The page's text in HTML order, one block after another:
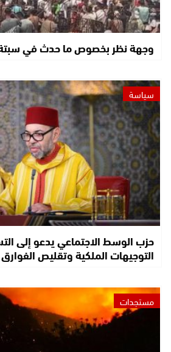
وجهة نظر بخصوص ما حدث في سبتة
سياسة
حزب الوسط الاجتماعي يدعو إلى
التوجيهات الملكية وتقليص
مستجدات